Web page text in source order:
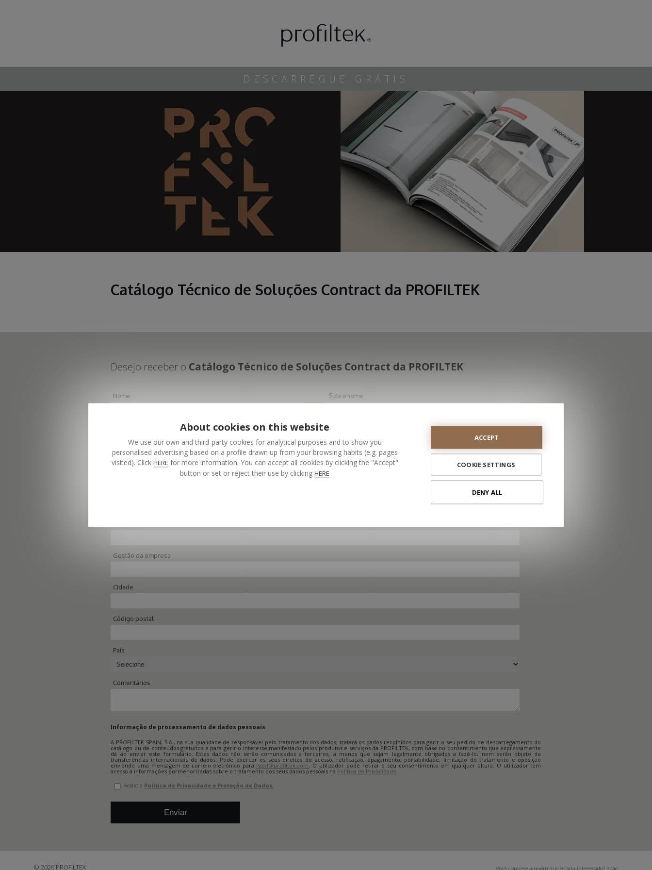
DESCARREGUE GRÁTIS
Catálogo Técnico de Soluções Contract da PROFILTEK
Desejo receber o Catálogo Técnico de Soluções Contract da PROFILTEK
Nome Sobrenome
Número de telefone
Gestão da empresa
Cidade
Código postal
País
Comentários
Informação de processamento de dados pessoais
A PROFILTEK SPAIN, S.A., na sua qualidade de responsável pelo tratamento dos dados, tratará os dados recolhidos para gerir o seu pedido de descarregamento do
catálogo ou de conteúdos gratuitos e para gerir o interesse manifestado pelos produtos e serviços da PROFILTEK, com base no consentimento que expressamente
dá ao enviar este formulário. Estes dados não serão comunicados a terceiros, a menos que sejam legalmente obrigados a fazê-lo, nem serão objeto de
transferências internacionais de dados. Pode exercer os seus direitos de acesso, retificação, apagamento, portabilidade, limitação do tratamento e oposição
enviando uma mensagem de correio eletrónico para rgpd@profiltek.com . O utilizador pode retirar o seu consentimento em qualquer altura. O utilizador tem
acesso a informações pormenorizadas sobre o tratamento dos seus dados pessoais na Política de Privacidade
Aceito a Política de Privacidade e Proteção de Dados.
© 2026 PROFILTEK Você conhece alguém que estaria interessado? ação
About cookies on this website
We use our own and third-party cookies for analytical purposes and to show you
personalised advertising based on a profile drawn up from your browsing habits (e.g. pages
visited). Click HERE for more information. You can accept all cookies by clicking the "Accept"
button or set or reject their use by clicking HERE
ACCEPT
COOKIE SETTINGS
DENY ALL